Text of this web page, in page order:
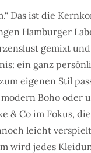
Das ist die
Hamburger
gemixt
ein ganz
eigenen Stil
Boho oder
& Co im Fokus,
leicht
wird jedes